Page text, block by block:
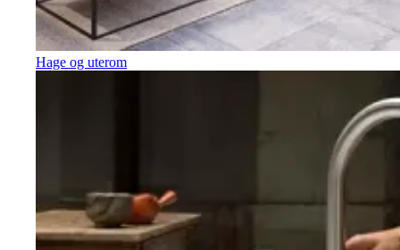
Hage og uterom